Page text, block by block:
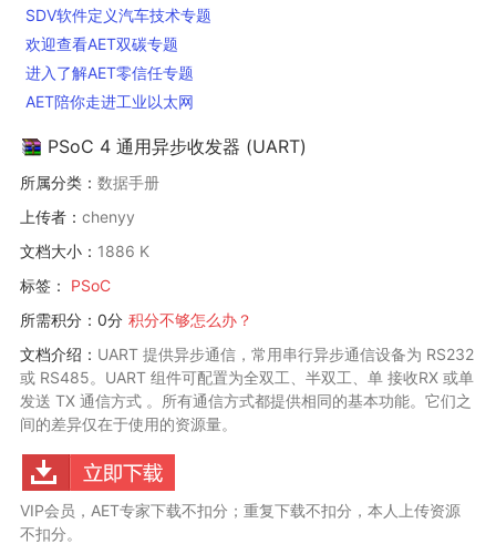
SDV软件定义汽车技术专题
欢迎查看AET双碳专题
进入了解AET零信任专题
AET陪你走进工业以太网
PSoC 4 通用异步收发器 (UART)
所属分类：数据手册
上传者：chenyy
文档大小： 1886 K
标签：
PSoC
所需积分：0分 积分不够怎么办？
文档介绍： UART 提供异步通信，常用串行异步通信设备为 RS232
或 RS485。UART 组件可配置为全双工、半双工、单 接收RX 或单
发送 TX 通信方式 。所有通信方式都提供相同的基本功能。它们之
间的差异仅在于使用的资源量。
VIP会员，AET专家下载不扣分；重复下载不扣分，本人上传资源
不扣分。